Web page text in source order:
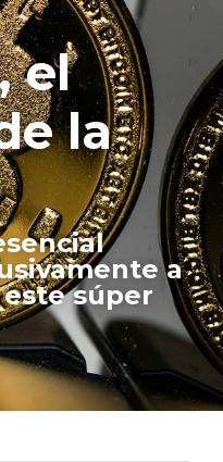
el
la
a
súper